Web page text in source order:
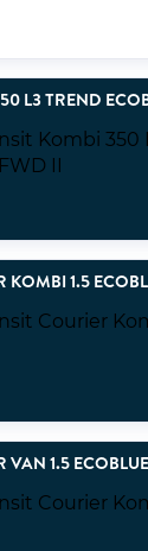
L3 TREND
KOMBI 1.5
1.5